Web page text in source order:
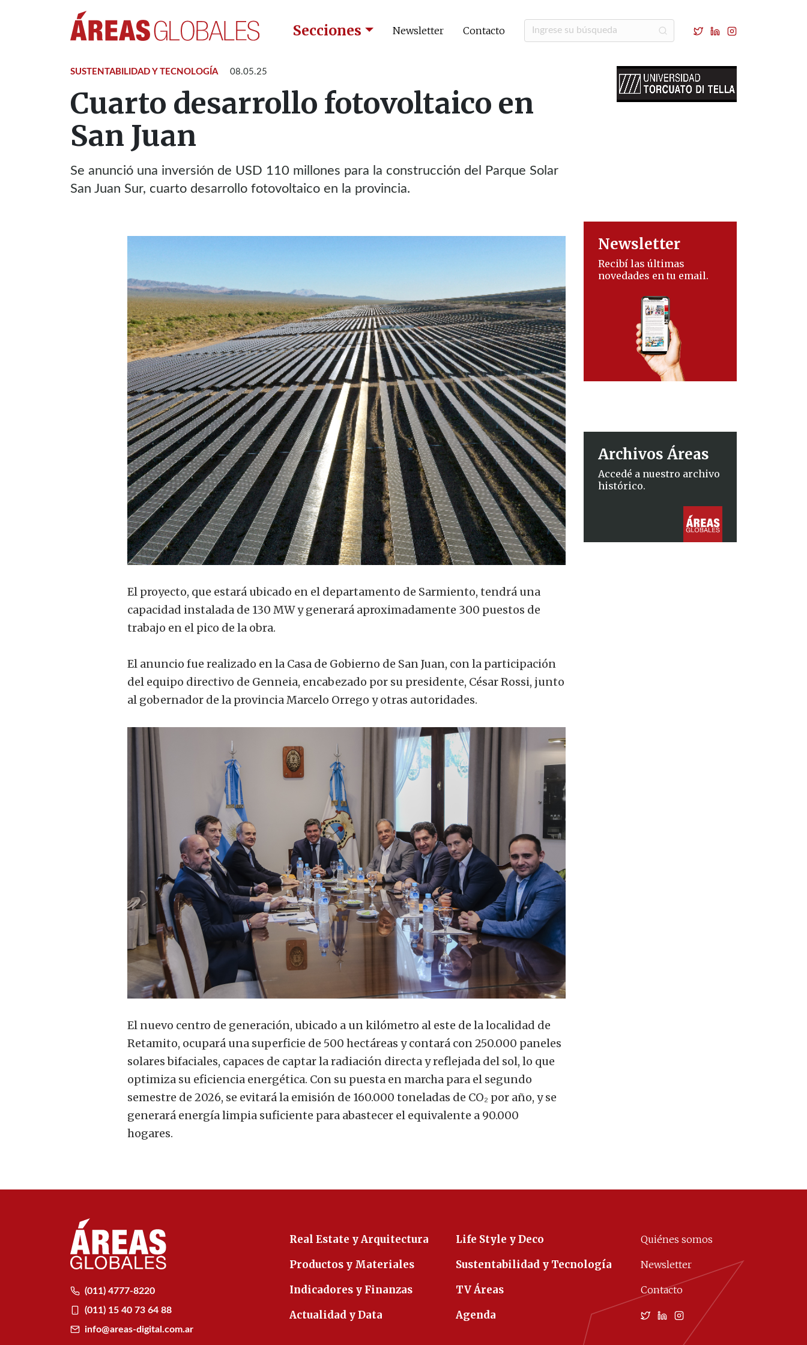
Secciones Newsletter Contacto
SUSTENTABILIDAD Y TECNOLOGÍA 08.05.25
Cuarto desarrollo fotovoltaico en
San Juan
Se anunció una inversión de USD 110 millones para la construcción del Parque Solar
San Juan Sur, cuarto desarrollo fotovoltaico en la provincia.
El proyecto, que estará ubicado en el departamento de Sarmiento, tendrá una
capacidad instalada de 130 MW y generará aproximadamente 300 puestos de
trabajo en el pico de la obra.
El anuncio fue realizado en la Casa de Gobierno de San Juan, con la participación
del equipo directivo de Genneia, encabezado por su presidente, César Rossi, junto
al gobernador de la provincia Marcelo Orrego y otras autoridades.
El nuevo centro de generación, ubicado a un kilómetro al este de la localidad de
Retamito, ocupará una superficie de 500 hectáreas y contará con 250.000 paneles
solares bifaciales, capaces de captar la radiación directa y reflejada del sol, lo que
optimiza su eficiencia energética. Con su puesta en marcha para el segundo
semestre de 2026, se evitará la emisión de 160.000 toneladas de CO₂ por año, y se
generará energía limpia suficiente para abastecer el equivalente a 90.000
hogares.
Newsletter
Recibí las últimas
novedades en tu email.
Archivos Áreas
Accedé a nuestro archivo
histórico.
(011) 4777-8220
(011) 15 40 73 64 88
info@areas-digital.com.ar
Real Estate y Arquitectura
Productos y Materiales
Indicadores y Finanzas
Actualidad y Data
Life Style y Deco
Sustentabilidad y Tecnología
TV Áreas
Agenda
Quiénes somos
Newsletter
Contacto